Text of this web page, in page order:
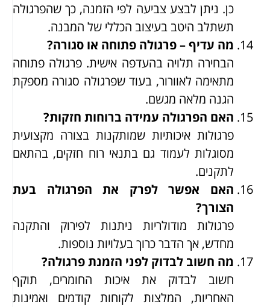
כן. ניתן לבצע צביעה לפי הזמנה, כך שהפרגולה
תשתלב היטב בעיצוב הכללי של המבנה.
מה עדיף – פרגולה פתוחה או סגורה?
הבחירה תלויה בהעדפה אישית. פרגולה פתוחה
מתאימה לאוורור, בעוד שפרגולה סגורה מספקת
הגנה מלאה מגשם.
האם הפרגולה עמידה ברוחות חזקות?
פרגולות איכותיות שמותקנות בצורה מקצועית
מסוגלות לעמוד גם בתנאי רוח חזקים, בהתאם
לתקנים.
האם אפשר לפרק את הפרגולה בעת
הצורך?
פרגולות מודולריות ניתנות לפירוק והתקנה
מחדש, אך הדבר כרוך בעלויות נוספות.
מה חשוב לבדוק לפני הזמנת פרגולה?
חשוב לבדוק את איכות החומרים, תוקף
האחריות, המלצות לקוחות קודמים ואמינות